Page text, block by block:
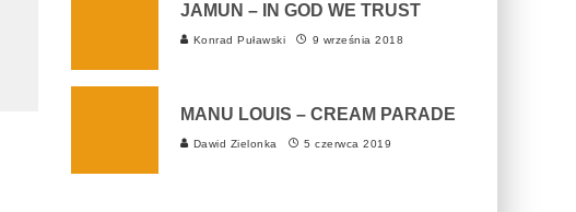
JAMUN – IN GOD WE TRUST
Konrad Puławski 9 września 2018
MANU LOUIS – CREAM PARADE
Dawid Zielonka 5 czerwca 2019